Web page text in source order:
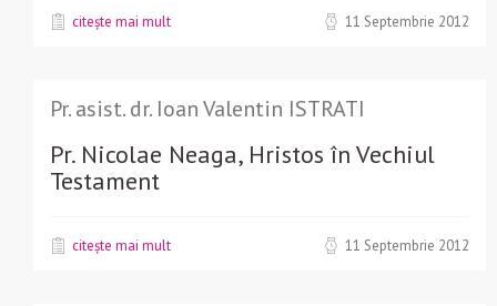
citește mai mult 11 Septembrie 2012
Pr. asist. dr. Ioan Valentin ISTRATI
Pr. Nicolae Neaga, Hristos în Vechiul
Testament
citește mai mult 11 Septembrie 2012